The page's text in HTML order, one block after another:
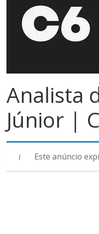
meios
pagamentos
Analista
Júnior |
Este anúncio